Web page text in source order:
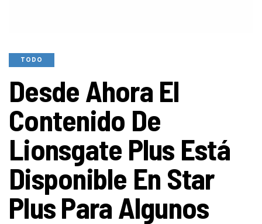
TODO
Desde Ahora El
Contenido De
Lionsgate Plus Está
Disponible En Star
Plus Para Algunos